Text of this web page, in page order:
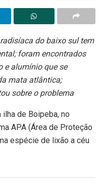
do baixo sul tem
foram encontrados
e alumínio que se
mata atlântica;
sobre o problema
de Boipeba, no
APA (Área de Proteção
espécie de lixão a céu